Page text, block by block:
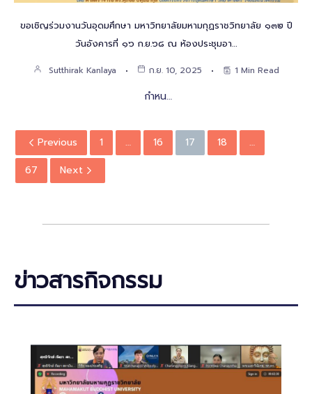
ขอเชิญร่วมงานวันอุดมศึกษา มหาวิทยาลัยมหามกุฏราชวิทยาลัย ๑๓๒ ปี
วันอังคารที่ ๑๖ ก.ย.๖๘ ณ ห้องประชุมอา…
Sutthirak Kanlaya ก.ย. 10, 2025 1 Min Read
กำหน…
Previous 1 … 16 17 18
…
67
Next
ข่าวสารกิจกรรม